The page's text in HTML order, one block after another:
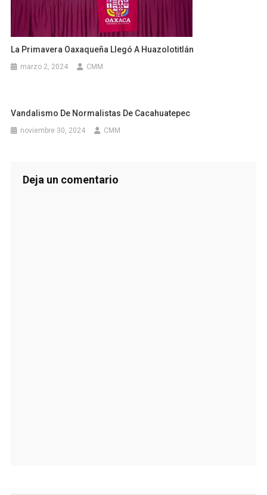
La Primavera Oaxaqueña Llegó A Huazolotitlán
marzo 2, 2024 CMM
Vandalismo De Normalistas De Cacahuatepec
noviembre 30, 2024 CMM
Deja un comentario